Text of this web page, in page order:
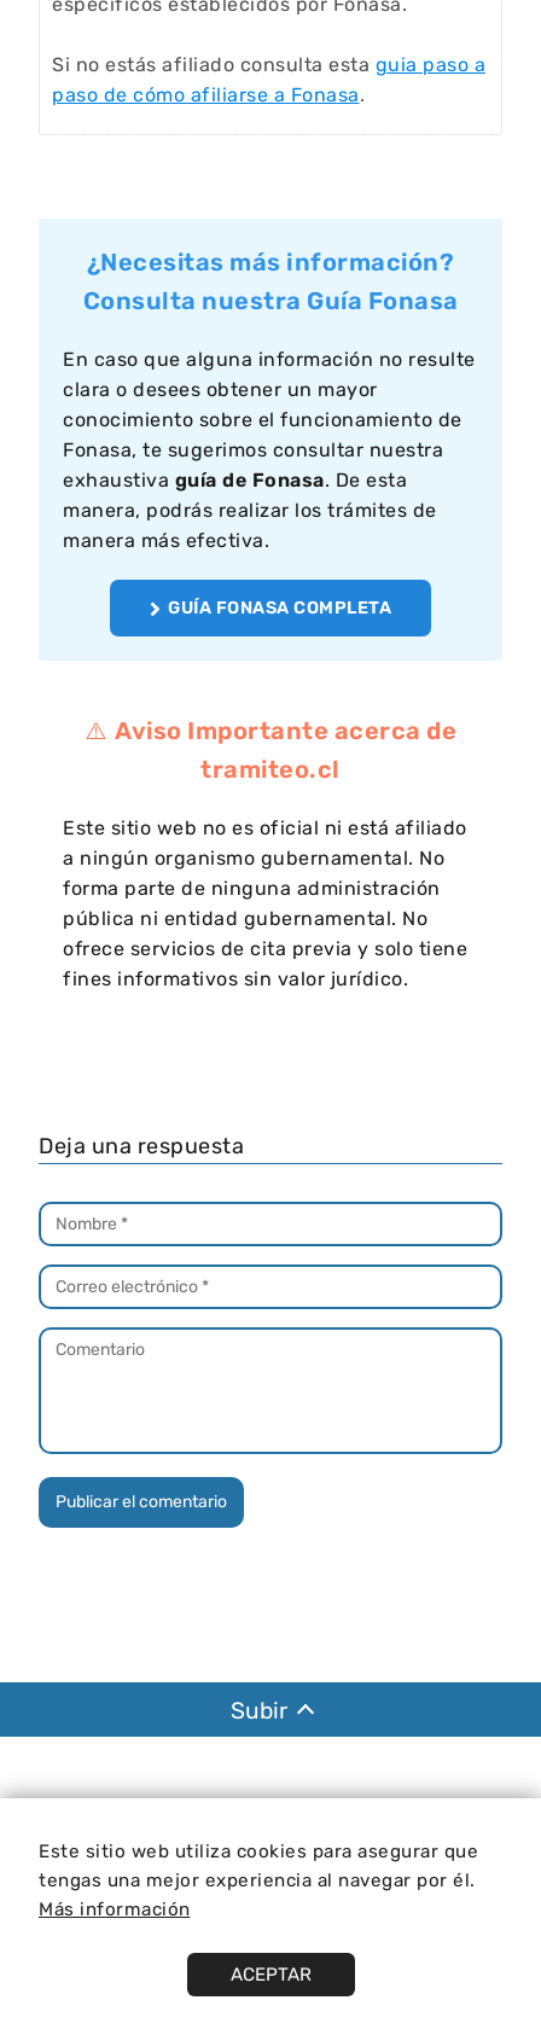
Si no estás afiliado consulta esta guia paso a
paso de cómo afiliarse a Fonasa.
¿Necesitas más información?
Consulta nuestra Guía Fonasa
En caso que alguna información no resulte
clara o desees obtener un mayor
conocimiento sobre el funcionamiento de
Fonasa, te sugerimos consultar nuestra
exhaustiva guía de Fonasa. De esta
manera, podrás realizar los trámites de
manera más efectiva.
GUÍA FONASA COMPLETA
⚠️ Aviso Importante acerca de
tramiteo.cl
Este sitio web no es oficial ni está afiliado
a ningún organismo gubernamental. No
forma parte de ninguna administración
pública ni entidad gubernamental. No
ofrece servicios de cita previa y solo tiene
fines informativos sin valor jurídico.
Deja una respuesta
Subir
Este sitio web utiliza cookies para asegurar que
tengas una mejor experiencia al navegar por él.
Más información
ACEPTAR